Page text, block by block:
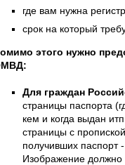
где вам нужна
срок на который
этого нужно
Для граждан
страницы паспорта
кем и когда выдан
страницы с
получивших паспорт
Изображение должно